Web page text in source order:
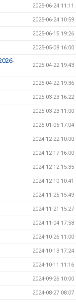
2025-06-24 11:11
2025-06-24 10:59
2025-06-15 19:26
2025-05-08 16:00
2025-04-22 19:43
2025-04-22 19:36
2025-03-23 16:22
2025-03-23 11:00
2025-01-05 17:04
2024-12-22 10:00
2024-12-17 16:00
2024-12-12 15:35
2024-12-10 10:41
2024-11-25 15:49
2024-11-21 15:27
2024-11-04 17:58
2024-10-26 11:00
2024-10-13 17:24
2024-10-11 11:16
2024-09-26 10:00
2024-08-27 08:07